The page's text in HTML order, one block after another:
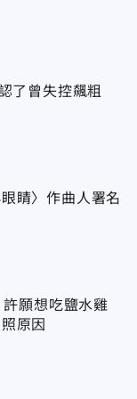
了曾失控飆粗
睛〉作曲人署名
許願想吃鹽水雞
原因